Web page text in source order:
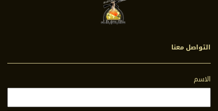
التواصل معنا
الاسم